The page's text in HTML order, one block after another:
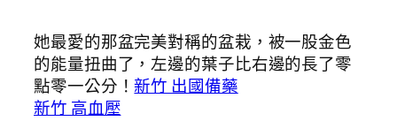
她最愛的那盆完美對稱的盆栽，被一股金色
的能量扭曲了，左邊的葉子比右邊的長了零
點零一公分！新竹 出國備藥
新竹 高血壓